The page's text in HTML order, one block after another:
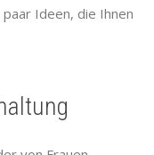
Ideen, die Ihnen